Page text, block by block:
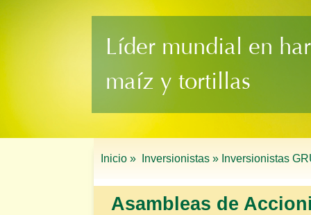
Líder mundial en
maíz y tortillas
Inicio » Inversionistas » Inversionistas
Asambleas de